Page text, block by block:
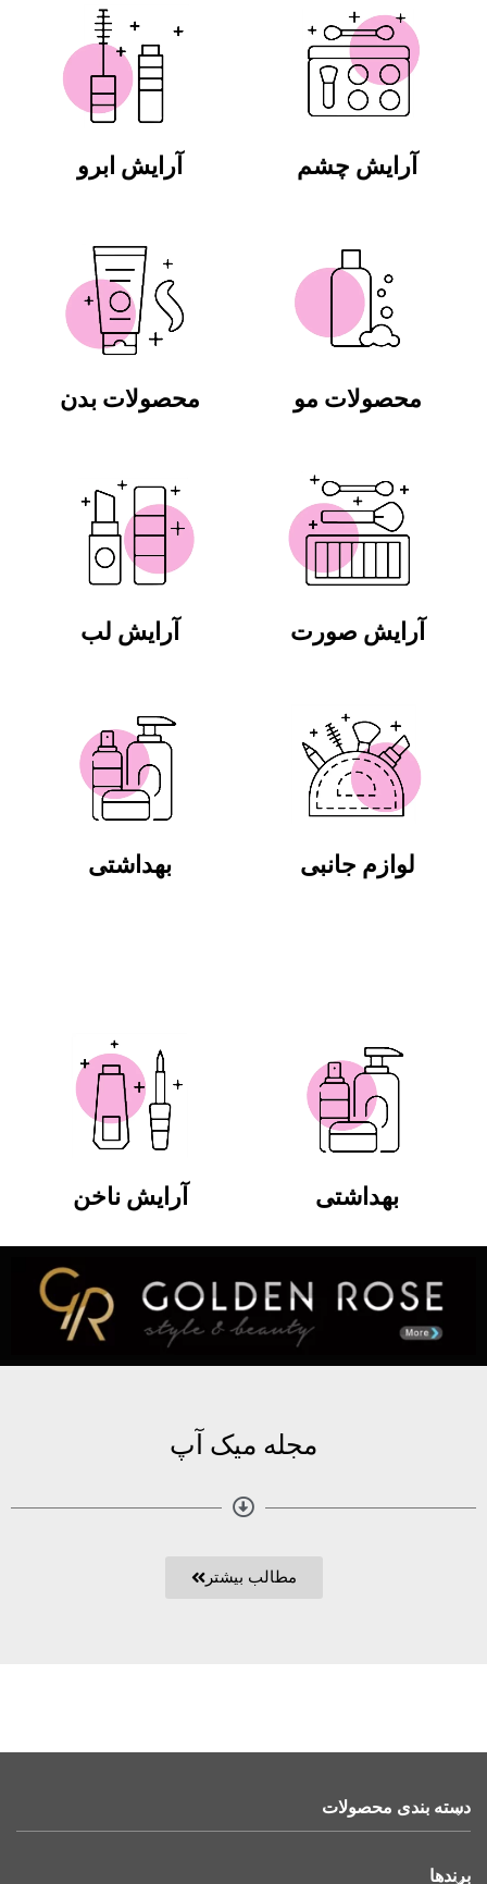
آرایش چشم
محصولات مو
آرایش ابرو
محصولات بدن
آرایش صورت
لوازم جانبی
آرایش لب
بهداشتی
بهداشتی آرایش ناخن
مجله میک آپ
مطالب بیشتر
دسته بندی محصولات
برندها